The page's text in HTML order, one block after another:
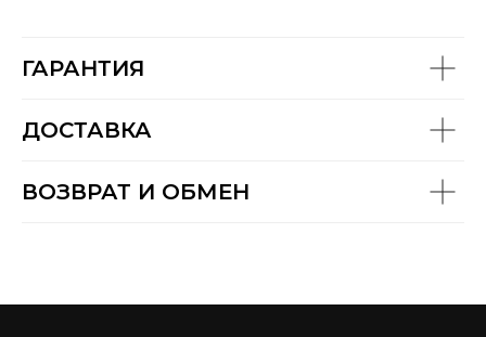
ГАРАНТИЯ
ДОСТАВКА
ВОЗВРАТ И ОБМЕН